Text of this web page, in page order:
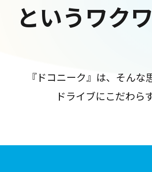
というワク
『ドコニーク』は、そん
ドライブにこだわら